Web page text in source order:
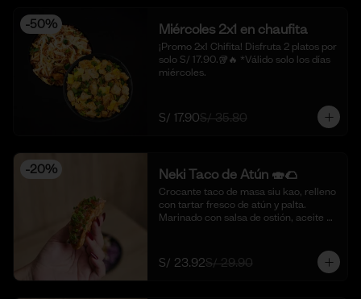
-50% Miércoles 2x1 en chaufita
¡Promo 2x1 Chifita! Disfruta 2 platos por
solo S/ 17.90.🥡🔥 *Válido solo los días
miércoles.
S/ 17.90S/ 35.80
-20% Neki Taco de Atún 🍣🌮
Crocante taco de masa siu kao, relleno
con tartar fresco de atún y palta.
Marinado con salsa de ostión, aceite de
S/ 23.92S/ 29.90